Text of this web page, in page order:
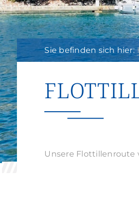
Sie befinden sich hier:
Unsere Flottillenroute